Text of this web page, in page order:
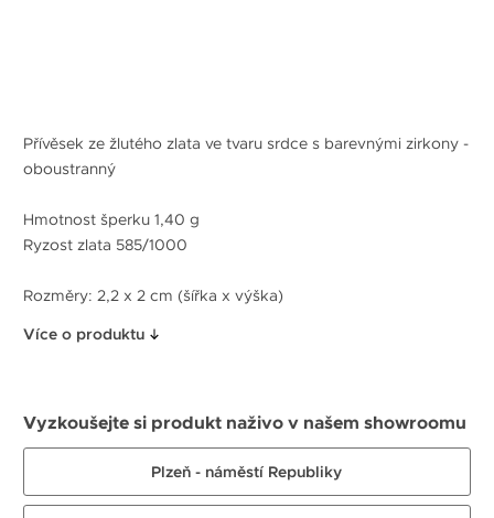
Přívěsek ze žlutého zlata ve tvaru srdce s barevnými zirkony -
oboustranný
Hmotnost šperku 1,40 g
Ryzost zlata 585/1000
Rozměry: 2,2 x 2 cm (šířka x výška)
Více o produktu
Vyzkoušejte si produkt naživo v našem showroomu
Plzeň - náměstí Republiky